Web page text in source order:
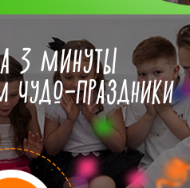
3 МИНУТЫ
ЧУДО-ПРАЗДНИКИ